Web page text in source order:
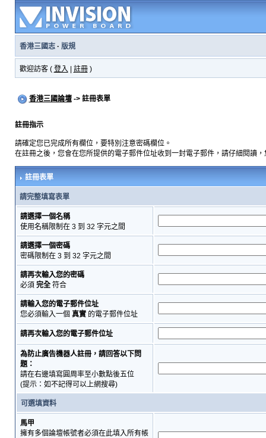
香港三國志· 版規
歡迎訪客 ( 登入 註冊)
香港三國論壇-> 註冊表單
註冊指示
請確定您已完成所有欄位，要特別注意密碼欄位。
在註冊之後，您會在您所提供的電子郵件位址收到一封電子郵件，請仔細閱讀
註冊表單
請完整填寫表單
請選擇一個名稱
使用名稱限制在 3 到 32 字元之間
請選擇一個密碼
密碼限制在 3 到 32 字元之間
請再次輸入您的密碼
必須 完全符合
請輸入您的電子郵件位址
您必須輸入一個 真實的電子郵件位址
請再次輸入您的電子郵件位址
為防止廣告機器人註冊，請回答以下問
題：
請在右邊填寫圓周率至小數點後五位
(提示：如不記得可以上網搜尋)
可選填資料
馬甲
擁有多個論壇帳號者必須在此填入所有帳